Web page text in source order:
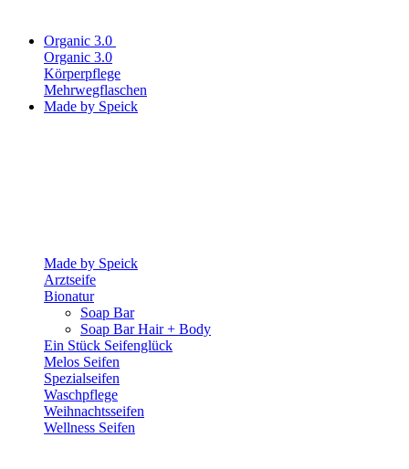
Organic 3.0
Organic 3.0
Körperpflege
Mehrwegflaschen
Made by Speick
Made by Speick
Arztseife
Bionatur
Soap Bar
Soap Bar Hair + Body
Ein Stück Seifenglück
Melos Seifen
Spezialseifen
Waschpflege
Weihnachtsseifen
Wellness Seifen